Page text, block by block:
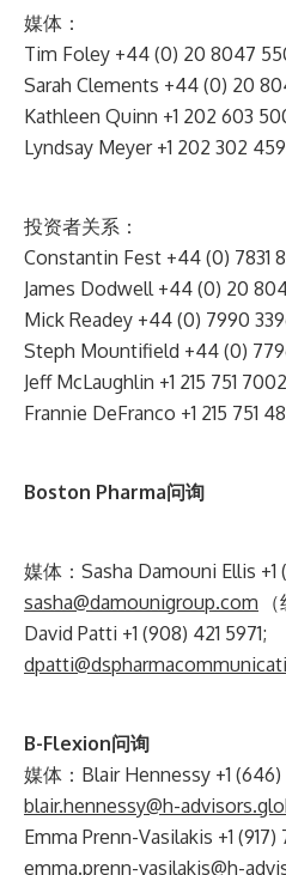
媒体：
Tim Foley +44 (0) 20 8047
Sarah Clements +44 (0) 20
Kathleen Quinn +1 202 603
Lyndsay Meyer +1 202 302
投资者关系：
Constantin Fest +44 (0) 7831
James Dodwell +44 (0) 20
Mick Readey +44 (0) 7990
Steph Mountifield +44 (0)
Jeff McLaughlin +1 215 751
Frannie DeFranco +1 215 751
Boston Pharma问询
媒体：Sasha Damouni Ellis +1
sasha@damounigroup.com
David Patti +1 (908) 421 5971;
B-Flexion问询
媒体：Blair Hennessy +1
blair.hennessy@h-
Emma Prenn-Vasilakis +1 (917)
emma.prenn-vasilakis@h-